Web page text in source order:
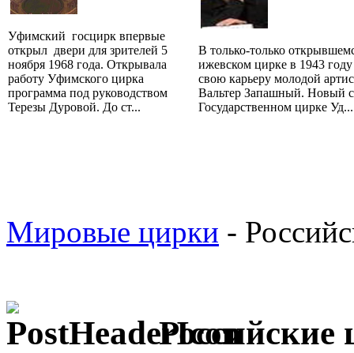
Уфимский госцирк впервые
открыл двери для зрителей 5
ноября 1968 года. Открывала
работу Уфимского цирка
программа под руководством
Терезы Дуровой. До ст...
В только-только
ижевском цирке в 1943 году
свою карьеру молодой
Вальтер Запашный. Новый
Государственном цирке Уд...
Мировые цирки -
Российские